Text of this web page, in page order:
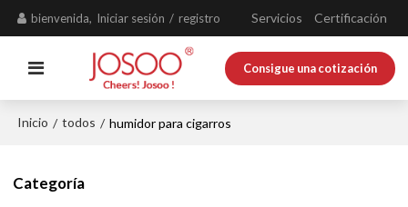
bienvenida, Iniciar sesión / registro Servicios Certificación
Consigue una cotización
Inicio / todos / humidor para cigarros
Categoría